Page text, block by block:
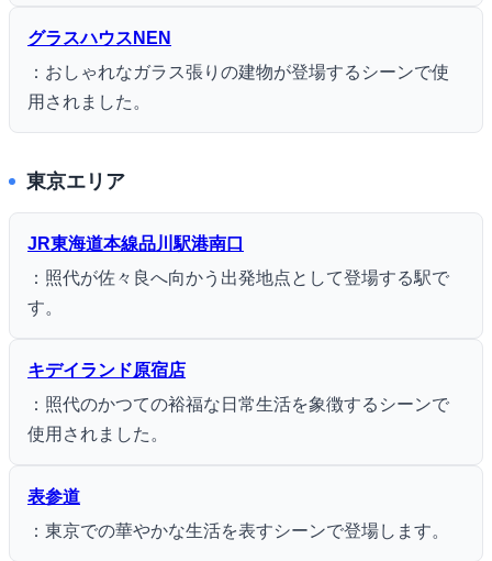
グラスハウスNEN
：おしゃれなガラス張りの建物が登場するシーンで使
用されました。
東京エリア
JR東海道本線品川駅港南口
：照代が佐々良へ向かう出発地点として登場する駅で
す。
キデイランド原宿店
：照代のかつての裕福な日常生活を象徴するシーンで
使用されました。
表参道
：東京での華やかな生活を表すシーンで登場します。